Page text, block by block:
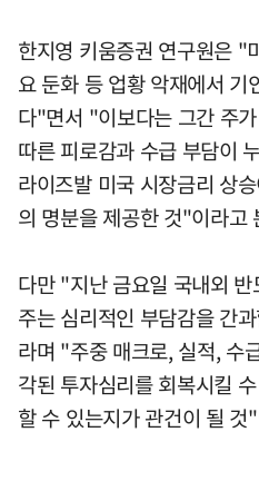
한지영 키움증권 연구원은 "
요 둔화 등 업황 악재에서 기
다"면서 "이보다는 그간 주
따른 피로감과 수급 부담이
라이즈발 미국 시장금리 상
의 명분을 제공한 것"이라고
다만 "지난 금요일 국내외
주는 심리적인 부담감을 간
라며 "주중 매크로, 실적, 수
각된 투자심리를 회복시킬
할 수 있는지가 관건이 될 것